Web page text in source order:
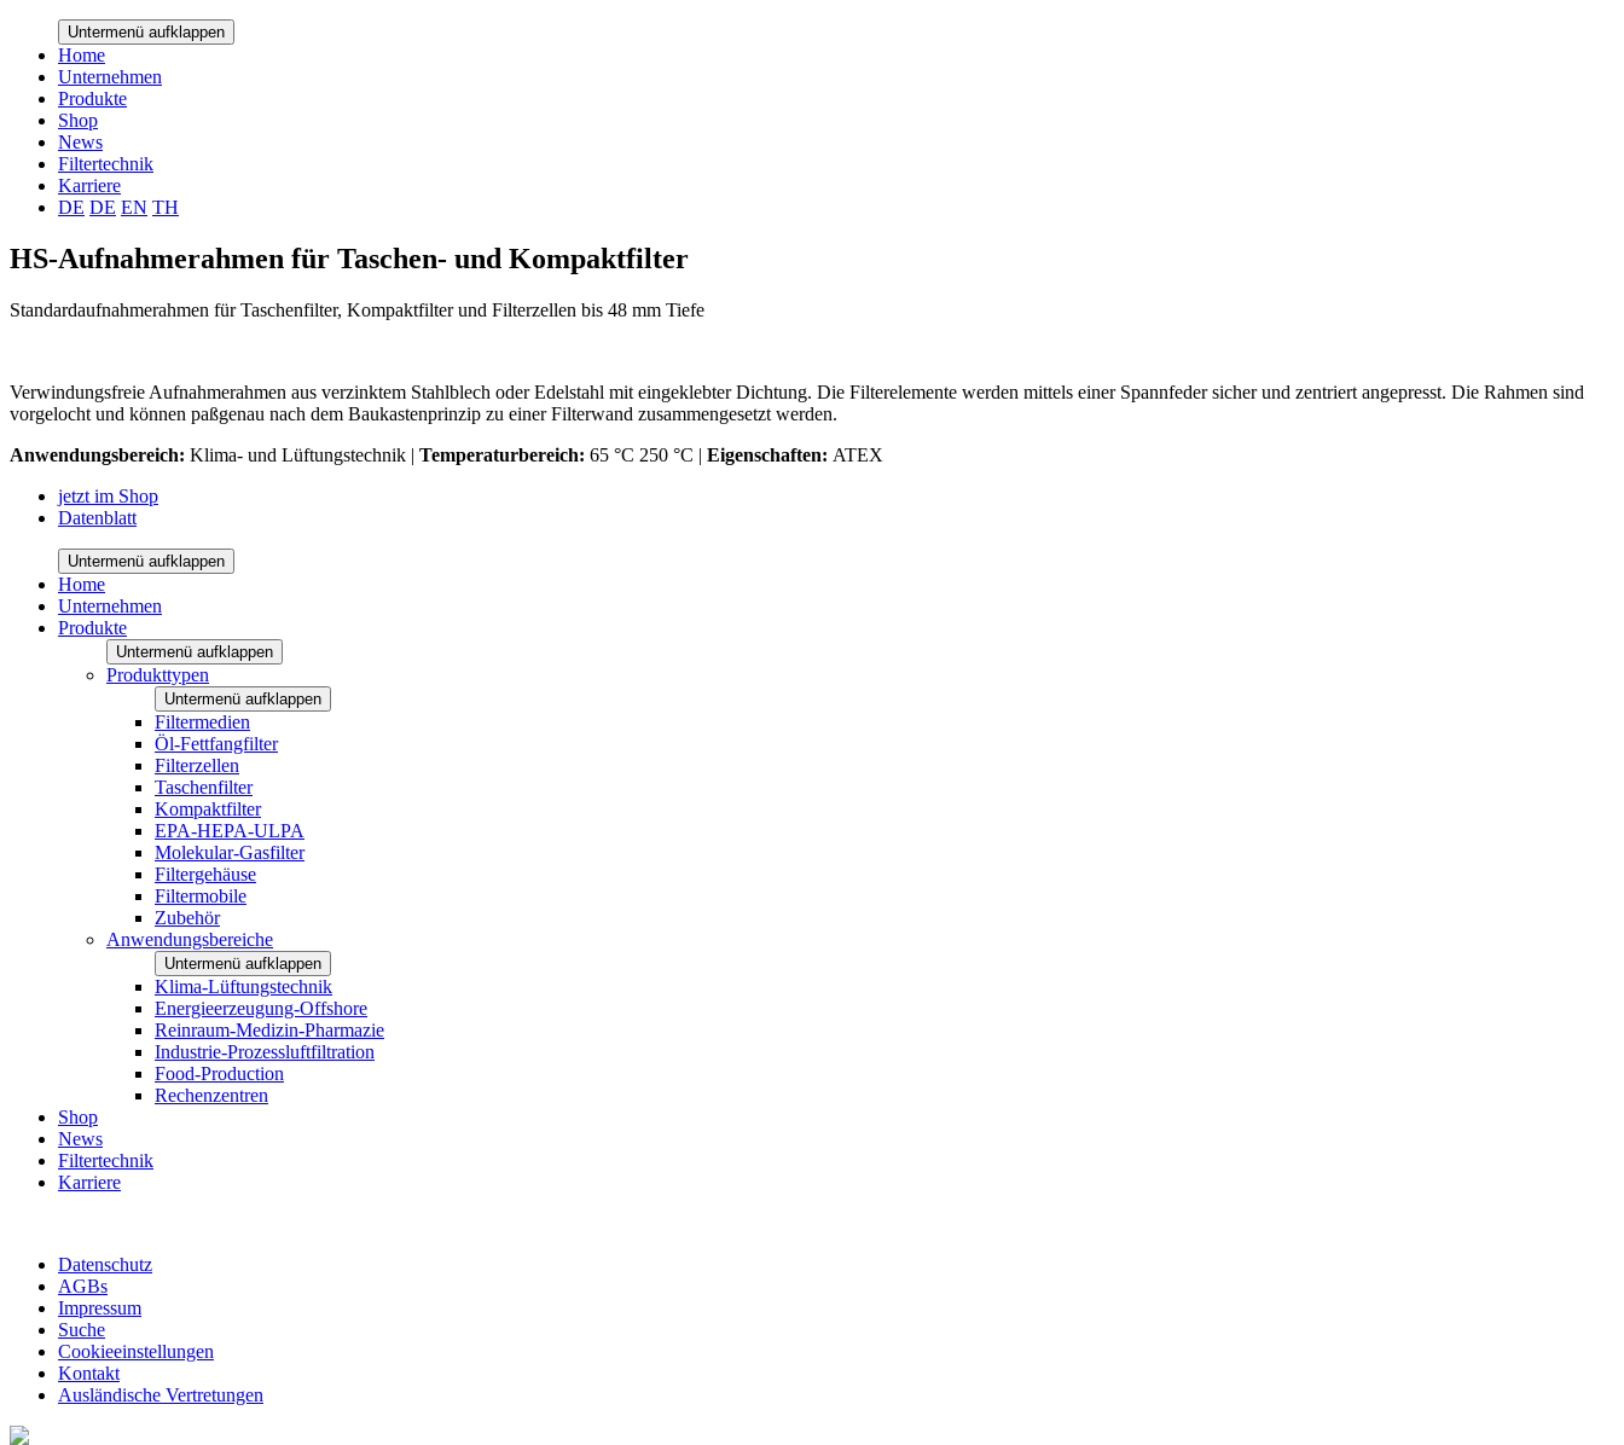
Untermenü aufklappen
Home
Unternehmen
Produkte
Shop
News
Filtertechnik
Karriere
DE DE EN TH
HS-Aufnahmerahmen für Taschen- und Kompaktfilter
Standardaufnahmerahmen für Taschenfilter, Kompaktfilter und Filterzellen bis 48 mm Tiefe
Verwindungsfreie Aufnahmerahmen aus verzinktem Stahlblech oder Edelstahl mit eingeklebter Dichtung. Die Filterelemente werden mittels einer Spannfeder sicher und zentriert angepresst. Die Rahmen sind
vorgelocht und können paßgenau nach dem Baukastenprinzip zu einer Filterwand zusammengesetzt werden.
Anwendungsbereich: Klima- und Lüftungstechnik | Temperaturbereich: 65 °C 250 °C | Eigenschaften: ATEX
jetzt im Shop
Datenblatt
Untermenü aufklappen
Home
Unternehmen
Produkte
Untermenü aufklappen
Produkttypen
Untermenü aufklappen
Filtermedien
Öl-Fettfangfilter
Filterzellen
Taschenfilter
Kompaktfilter
EPA-HEPA-ULPA
Molekular-Gasfilter
Filtergehäuse
Filtermobile
Zubehör
Anwendungsbereiche
Untermenü aufklappen
Klima-Lüftungstechnik
Energieerzeugung-Offshore
Reinraum-Medizin-Pharmazie
Industrie-Prozessluftfiltration
Food-Production
Rechenzentren
Shop
News
Filtertechnik
Karriere
Datenschutz
AGBs
Impressum
Suche
Cookieeinstellungen
Kontakt
Ausländische Vertretungen